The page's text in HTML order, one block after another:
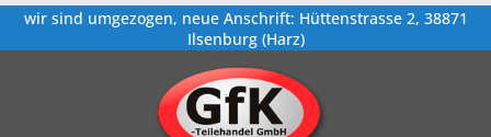
wir sind umgezogen, neue Anschrift: Hüttenstrasse 2, 38871
Ilsenburg (Harz)